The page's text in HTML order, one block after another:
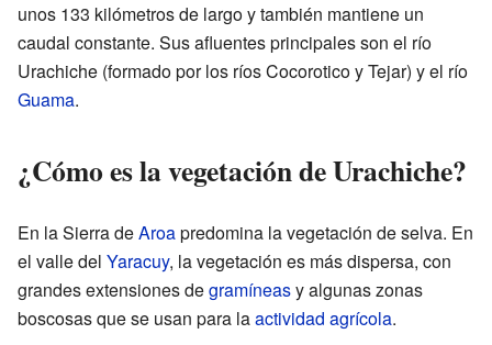
unos 133 kilómetros de largo y también mantiene un
caudal constante. Sus afluentes principales son el río
Urachiche (formado por los ríos Cocorotico y Tejar) y el río
Guama.
¿Cómo es la vegetación de Urachiche?
En la Sierra deAroapredomina la vegetación de selva. En
el valle del Yaracuy, la vegetación es más dispersa, con
grandes extensiones degramíneasy algunas zonas
boscosas que se usan para laactividad agrícola.